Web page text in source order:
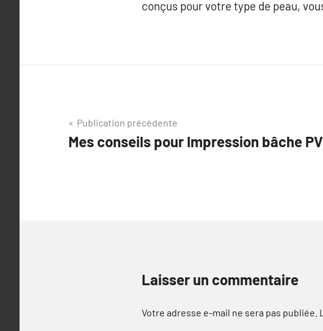
conçus pour votre type de peau,
Navigation
de
Publication précédente
Mes conseils pour Impression bâche
Laisser un commentaire
Votre adresse e-mail ne sera pas publiée.